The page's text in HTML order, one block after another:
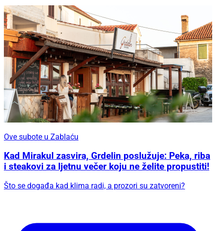
Ove subote u Zablaću
Kad Mirakul zasvira, Grdelin poslužuje: Peka, riba
i steakovi za ljetnu večer koju ne želite propustiti!
Što se događa kad klima radi, a prozori su zatvoreni?